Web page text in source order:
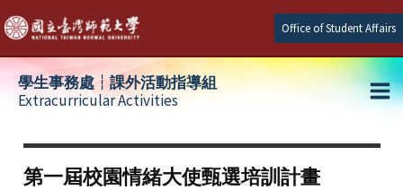
Skip
to
content
Office of Student Affairs
學生事務處┆課外活動指導組
Extracurricular Activities
第一屆校園情緒大使甄選培訓計畫